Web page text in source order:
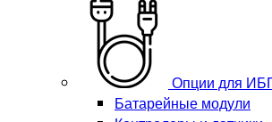
Опции для
Батарейные модули